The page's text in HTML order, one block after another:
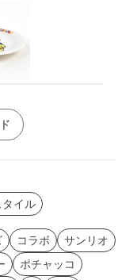
タイル
コラボ
サンリオ
ポチャッコ